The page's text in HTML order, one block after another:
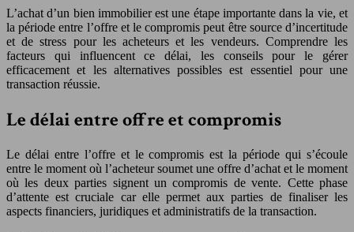
L’achat d’un bien immobilier est une étape importante dans la vie, et
la période entre l’offre et le compromis peut être source d’incertitude
et de stress pour les acheteurs et les vendeurs. Comprendre les
facteurs qui influencent ce délai, les conseils pour le gérer
efficacement et les alternatives possibles est essentiel pour une
transaction réussie.
Le délai entre offre et compromis
Le délai entre l’offre et le compromis est la période qui s’écoule
entre le moment où l’acheteur soumet une offre d’achat et le moment
où les deux parties signent un compromis de vente. Cette phase
d’attente est cruciale car elle permet aux parties de finaliser les
aspects financiers, juridiques et administratifs de la transaction.